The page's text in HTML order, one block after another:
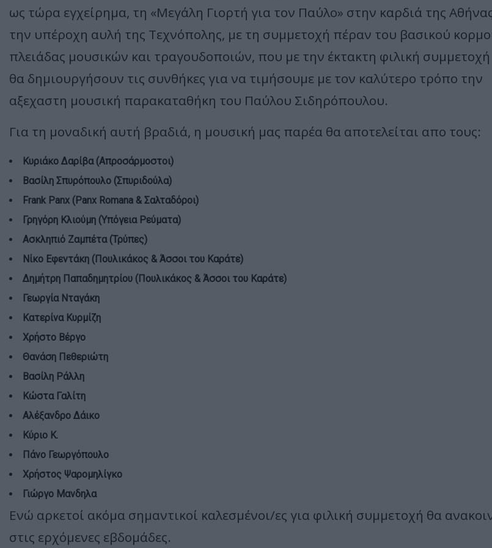
ως τώρα εγχείρημα, τη «Μεγάλη Γιορτή για τον Παύλο» στην καρδιά της
την υπέροχη αυλή της Τεχνόπολης, με τη συμμετοχή πέραν του βασικού
πλειάδας μουσικών και τραγουδοποιών, που με την έκτακτη φιλική
θα δημιουργήσουν τις συνθήκες για να τιμήσουμε με τον καλύτερο τρόπο την
αξεχαστη μουσική παρακαταθήκη του Παύλου Σιδηρόπουλου.
Για τη μοναδική αυτή βραδιά, η μουσική μας παρέα θα αποτελείται απο τους:
Κυριάκο Δαρίβα (Απροσάρμοστοι)
Βασίλη Σπυρόπουλο (Σπυριδούλα)
Frank Panx (Panx Romana & Σαλταδόροι)
Γρηγόρη Κλιούμη (Υπόγεια Ρεύματα)
Ασκληπιό Ζαμπέτα (Τρύπες)
Νίκο Εφεντάκη (Πουλικάκος & Άσσοι του Καράτε)
Δημήτρη Παπαδημητρίου (Πουλικάκος & Άσσοι του Καράτε)
Γεωργία Νταγάκη
Κατερίνα Κυρμίζη
Χρήστο Βέργο
Θανάση Πεθεριώτη
Βασίλη Ράλλη
Κώστα Γαλίτη
Αλέξανδρο Δάικο
Κύριο Κ.
Πάνο Γεωργόπουλο
Χρήστος Ψαρομηλίγκο
Γιώργο Μανδηλα
Ενώ αρκετοί ακόμα σημαντικοί καλεσμένοι/ες για φιλική συμμετοχή θα
στις ερχόμενες εβδομάδες.